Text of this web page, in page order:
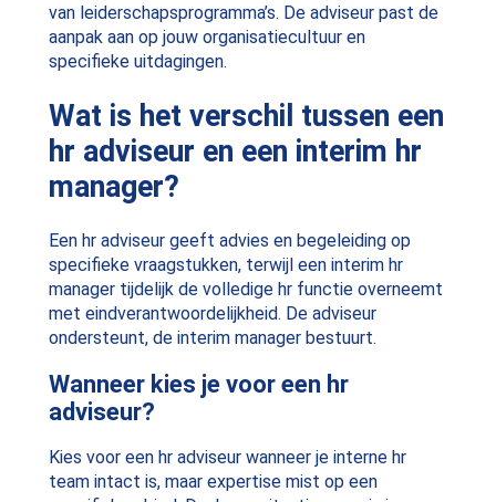
van leiderschapsprogramma’s. De adviseur past de
aanpak aan op jouw organisatiecultuur en
specifieke uitdagingen.
Wat is het verschil tussen een
hr adviseur en een interim hr
manager?
Een hr adviseur geeft advies en begeleiding op
specifieke vraagstukken, terwijl een interim hr
manager tijdelijk de volledige hr functie overneemt
met eindverantwoordelijkheid. De adviseur
ondersteunt, de interim manager bestuurt.
Wanneer kies je voor een hr
adviseur?
Kies voor een hr adviseur wanneer je interne hr
team intact is, maar expertise mist op een